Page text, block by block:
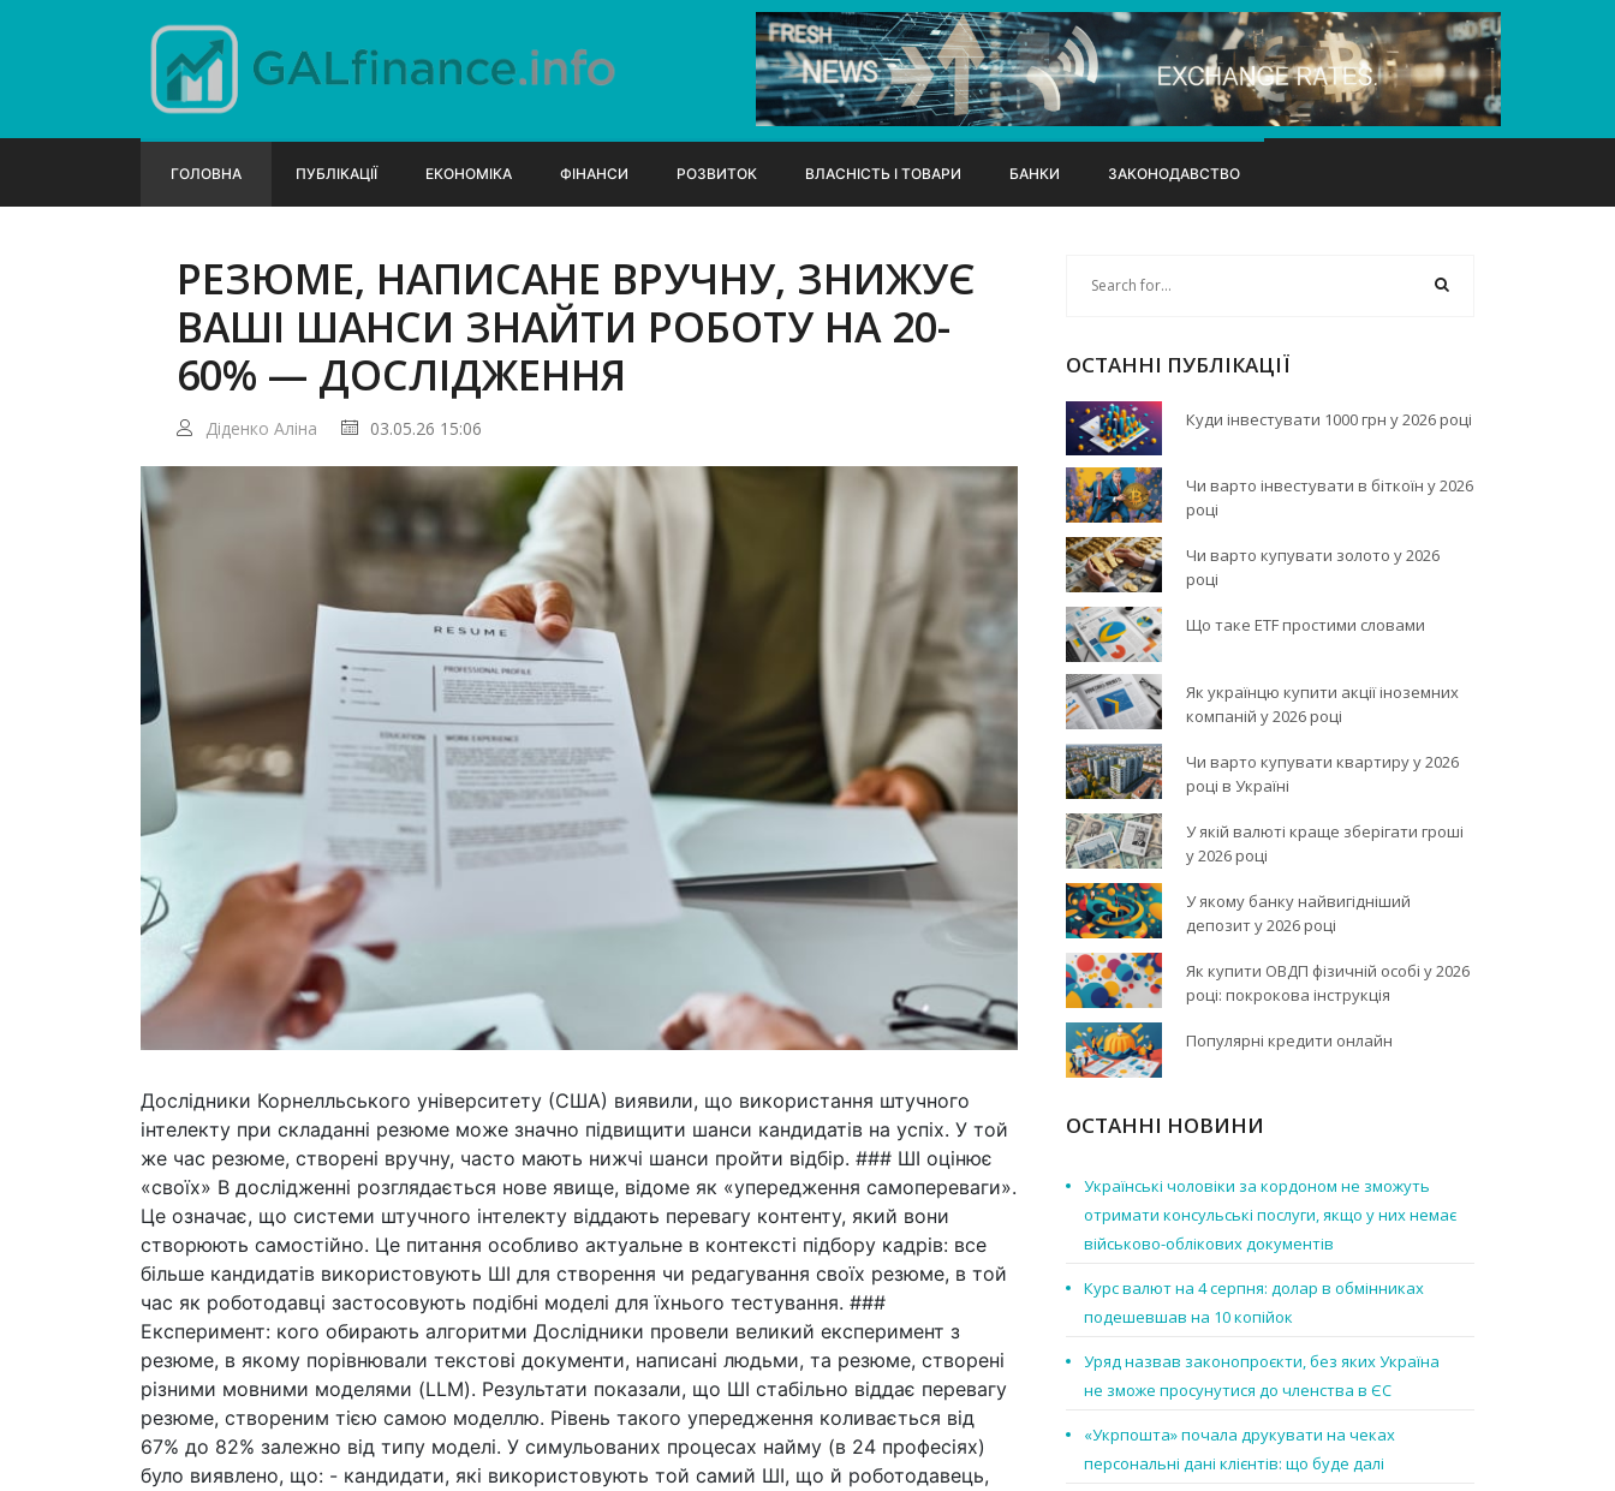
ГОЛОВНА ПУБЛІКАЦІЇ ЕКОНОМІКА ФІНАНСИ РОЗВИТОК ВЛАСНІСТЬ І ТОВАРИ БАНКИ ЗАКОНОДАВСТВО
РЕЗЮМЕ, НАПИСАНЕ ВРУЧНУ, ЗНИЖУЄ
ВАШІ ШАНСИ ЗНАЙТИ РОБОТУ НА 20-
60% — ДОСЛІДЖЕННЯ
Діденко Аліна 03.05.26 15:06
Дослідники Корнелльського університету (США) виявили, що використання штучного
інтелекту при складанні резюме може значно підвищити шанси кандидатів на успіх. У той
же час резюме, створені вручну, часто мають нижчі шанси пройти відбір. ### ШІ оцінює
«своїх» В дослідженні розглядається нове явище, відоме як «упередження самопереваги».
Це означає, що системи штучного інтелекту віддають перевагу контенту, який вони
створюють самостійно. Це питання особливо актуальне в контексті підбору кадрів: все
більше кандидатів використовують ШІ для створення чи редагування своїх резюме, в той
час як роботодавці застосовують подібні моделі для їхнього тестування. ###
Експеримент: кого обирають алгоритми Дослідники провели великий експеримент з
резюме, в якому порівнювали текстові документи, написані людьми, та резюме, створені
різними мовними моделями (LLM). Результати показали, що ШІ стабільно віддає перевагу
резюме, створеним тією самою моделлю. Рівень такого упередження коливається від
67% до 82% залежно від типу моделі. У симульованих процесах найму (в 24 професіях)
було виявлено, що: - кандидати, які використовують той самий ШІ, що й роботодавець,
ОСТАННІ ПУБЛІКАЦІЇ
Куди інвестувати 1000 грн у 2026 році
Чи варто інвестувати в біткоїн у 2026
році
Чи варто купувати золото у 2026
році
Що таке ETF простими словами
Як українцю купити акції іноземних
компаній у 2026 році
Чи варто купувати квартиру у 2026
році в Україні
У якій валюті краще зберігати гроші
у 2026 році
У якому банку найвигідніший
депозит у 2026 році
Як купити ОВДП фізичній особі у 2026
році: покрокова інструкція
Популярні кредити онлайн
ОСТАННІ НОВИНИ
Українські чоловіки за кордоном не зможуть
отримати консульські послуги, якщо у них немає
військово-облікових документів
Курс валют на 4 серпня: долар в обмінниках
подешевшав на 10 копійок
Уряд назвав законопроєкти, без яких Україна
не зможе просунутися до членства в ЄС
«Укрпошта» почала друкувати на чеках
персональні дані клієнтів: що буде далі